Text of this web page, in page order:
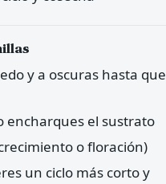
y a oscuras hasta que
encharques el sustrato
o floración)
un ciclo más corto y